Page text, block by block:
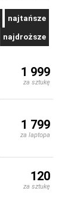
najtańsze
najdroższe
1 999
za sztukę
1 799
za laptopa
120
za sztukę